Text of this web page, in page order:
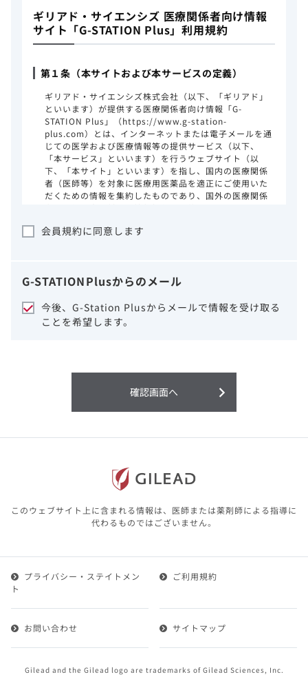
ギリアド・サイエンシズ 医療関係者向け情報
サイト「G-STATION Plus」利用規約
第１条（本サイトおよび本サービスの定義）
ギリアド・サイエンシズ株式会社（以下、「ギリアド」
といいます）が提供する医療関係者向け情報「G-
STATION Plus」（https://www.g-station-
plus.com）とは、インターネットまたは電子メールを通
じての医学および医療情報等の提供サービス（以下、
「本サービス」といいます）を行うウェブサイト（以
下、「本サイト」といいます）を指し、国内の医療関係
者（医師等）を対象に医療用医薬品を適正にご使用いた
だくための情報を集約したものであり、国外の医療関係
事項をご熟読いただき、同意された場合のみご利用くだ
ギリアドは、本サイトのコンテンツについて
細心の注意を払い、正確かつ最新の情報を提
供するように努力をしておりますが、正確
性、確実性、妥当性、有用性、ご利用になら
利用することまたは利用できなかったことよ
り生じる損害については一切の責任を負いか
含む）の情報は、その製品またはその製品の
本サイト内の情報は、医師その他医療関係者
が行なうべきアドバイスやサービスを提供す
るものではありません。本サイトに表示され
ている情報は、決して、医師その他医療関係
1.会員とは、医療関係者の方で、本サービスの利用規約
ービスに登録を申し込みギリアドがこれを承認した方を
いいます。
けることができます。
会員規約に同意します
G-STATIONPlusからのメール
今後、G-Station Plusからメールで情報を受け取る
ことを希望します。
確認画面へ
このウェブサイト上に含まれる情報は、医師または薬剤師による指導に
代わるものではございません。
Gilead and the Gilead logo are trademarks of Gilead Sciences, Inc.
プライバシー・ステイトメン
ト
ご利用規約
お問い合わせ サイトマップ